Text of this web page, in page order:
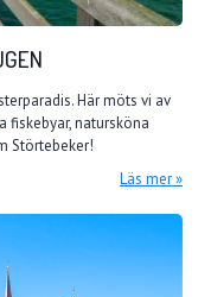
Här möts vi av
fiskebyar, natursköna
Störtebeker!
Läs mer